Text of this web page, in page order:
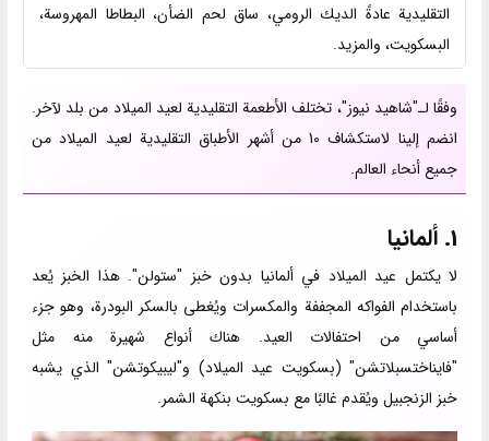
التقليدية عادةً الديك الرومي، ساق لحم الضأن، البطاطا المهروسة،
البسكويت، والمزيد.
وفقًا لـ"شاهيد نيوز"، تختلف الأطعمة التقليدية لعيد الميلاد من بلد لآخر.
انضم إلينا لاستكشاف 10 من أشهر الأطباق التقليدية لعيد الميلاد من
جميع أنحاء العالم.
1. ألمانيا
لا يكتمل عيد الميلاد في ألمانيا بدون خبز "ستولن". هذا الخبز يُعد
باستخدام الفواكه المجففة والمكسرات ويُغطى بالسكر البودرة، وهو جزء
أساسي من احتفالات العيد. هناك أنواع شهيرة منه مثل
"فايناختسبلاتشن" (بسكويت عيد الميلاد) و"ليبيكوتشن" الذي يشبه
خبز الزنجبيل ويُقدم غالبًا مع بسكويت بنكهة الشمر.